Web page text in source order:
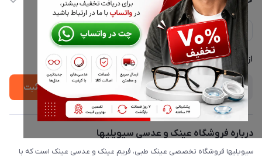
ارسال فوری در تهران + ارسال به سراسر کشور
مجله فروشگاه
لیست محصولات
درباره ما
حریم خصوصی
پشتیبانی واتساپ 09397003162
از جدید‌ترین تخفیف‌ها با‌ خبر شوید
ثبت
درباره فروشگاه عینک و عدسی سیویلیها
سیویلیها فروشگاه تخصصی عینک طبی، فریم عینک و عدسی عینک است که با